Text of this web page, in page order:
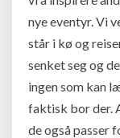
nye eventyr. Vi
står i kø og
senket seg og
ingen som kan
faktisk bor der.
de også passer